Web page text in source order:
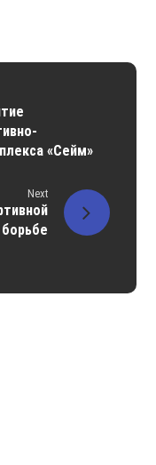
«Сейм»
Next
борьбе